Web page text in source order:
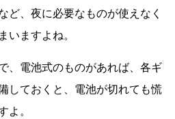
ど、夜に必要なものが使えなく
いますよね。
、電池式のものがあれば、各ギ
しておくと、電池が切れても慌
よ。